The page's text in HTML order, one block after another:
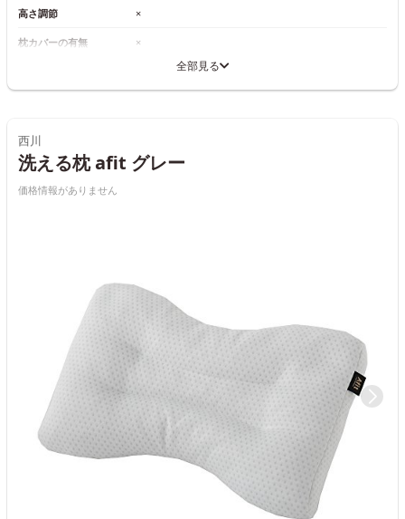
高さ調節 ×
枕カバーの有無 ×
全部見る
西川
洗える枕 afit グレー
価格情報がありません